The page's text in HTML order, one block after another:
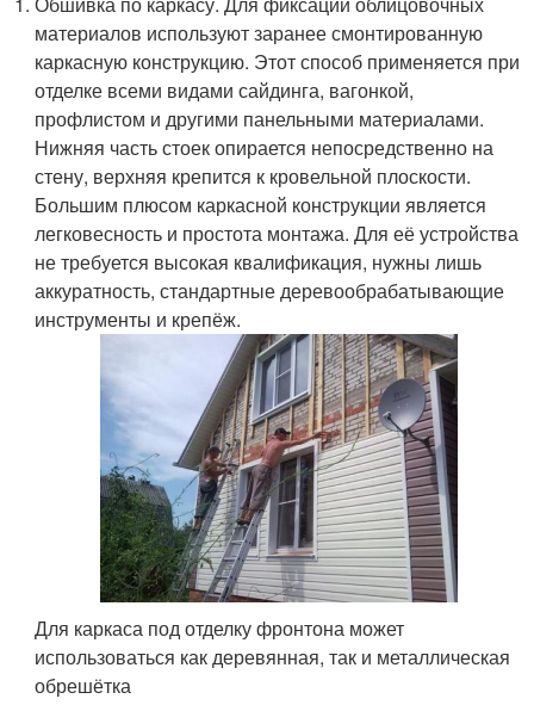
материалов используют заранее смонтированную
каркасную конструкцию. Этот способ применяется при
отделке всеми видами сайдинга, вагонкой,
профлистом и другими панельными материалами.
Нижняя часть стоек опирается непосредственно на
стену, верхняя крепится к кровельной плоскости.
Большим плюсом каркасной конструкции является
легковесность и простота монтажа. Для её устройства
не требуется высокая квалификация, нужны лишь
аккуратность, стандартные деревообрабатывающие
инструменты и крепёж.
Для каркаса под отделку фронтона может
использоваться как деревянная, так и металлическая
обрешётка